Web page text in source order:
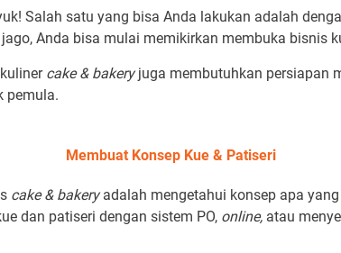
Salah satu yang bisa Anda lakukan adalah
Anda bisa mulai memikirkan membuka bisnis
cake & bakeryjuga membutuhkan persiapan
pemula.
Membuat Konsep Kue & Patiseri
cake & bakeryadalah mengetahui konsep apa
dan patiseri dengan sistem PO, online, atau